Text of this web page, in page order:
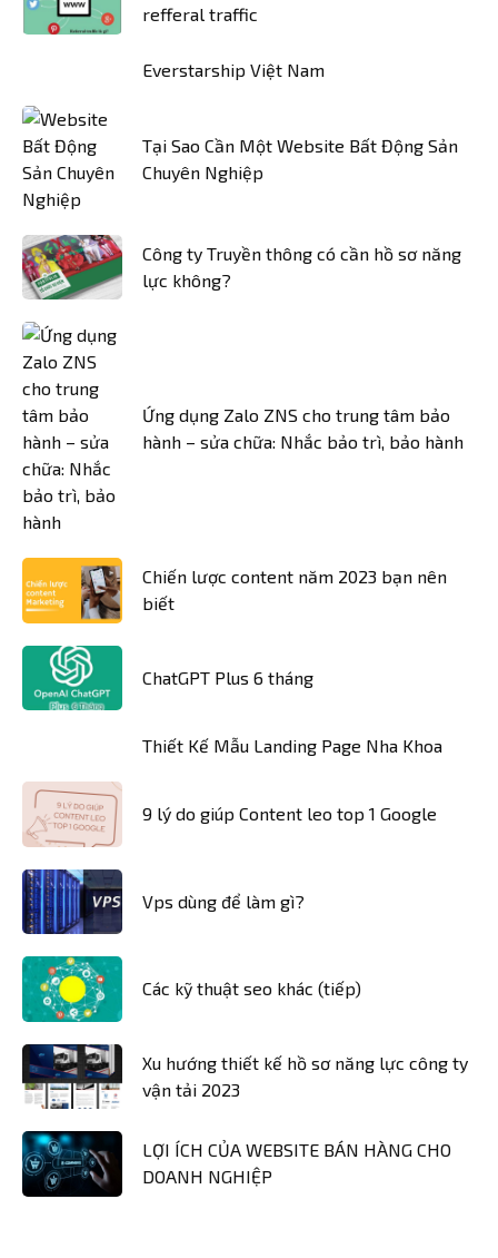
refferal traffic
Everstarship Việt Nam
Tại Sao Cần Một Website Bất Động Sản
Chuyên Nghiệp
Công ty Truyền thông có cần hồ sơ năng
lực không?
Ứng dụng Zalo ZNS cho trung tâm bảo
hành – sửa chữa: Nhắc bảo trì, bảo hành
Chiến lược content năm 2023 bạn nên
biết
ChatGPT Plus 6 tháng
Thiết Kế Mẫu Landing Page Nha Khoa
9 lý do giúp Content leo top 1 Google
Vps dùng để làm gì?
Các kỹ thuật seo khác (tiếp)
Xu hướng thiết kế hồ sơ năng lực công ty
vận tải 2023
LỢI ÍCH CỦA WEBSITE BÁN HÀNG CHO
DOANH NGHIỆP